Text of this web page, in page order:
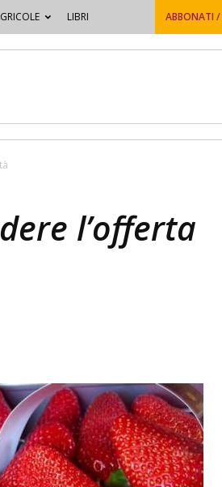
LIBRI ABBONATI
l’offerta